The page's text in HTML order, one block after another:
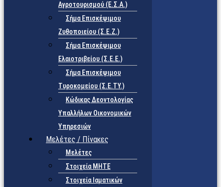
Αγροτουρισμού (Ε.Σ.Α.)
Σήμα Επισκέψιμου
Ζυθοποιείου (Σ.Ε.Ζ.)
Σήμα Επισκέψιμου
Ελαιοτριβείου (Σ.Ε.Ε.)
Σήμα Επισκέψιμου
Τυροκομείου (Σ.Ε.TY.)
Κώδικας Δεοντολογίας
Υπαλλήλων Οικονομικών
Υπηρεσιών
Μελέτες / Πίνακες
Μελέτες
Στοιχεία ΜΗΤΕ
Στοιχεία Ιαματικών